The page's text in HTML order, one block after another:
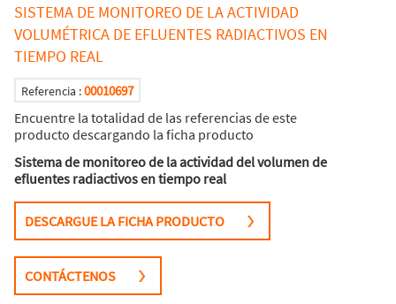
SISTEMA DE MONITOREO DE LA ACTIVIDAD
VOLUMÉTRICA DE EFLUENTES RADIACTIVOS EN
TIEMPO REAL
Referencia :00010697
Encuentre la totalidad de las referencias de este
producto descargando la ficha producto
Sistema de monitoreo de la actividad del volumen de
efluentes radiactivos en tiempo real
DESCARGUE LA FICHA PRODUCTO
CONTÁCTENOS